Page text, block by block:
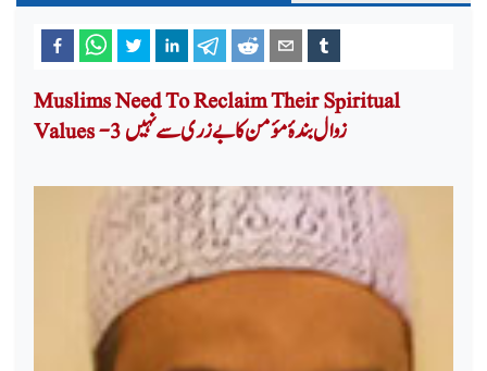
Muslims Need To Reclaim Their Spiritual
Values -3 زوال بندۂ مؤمن کا بے زری سے نہیں